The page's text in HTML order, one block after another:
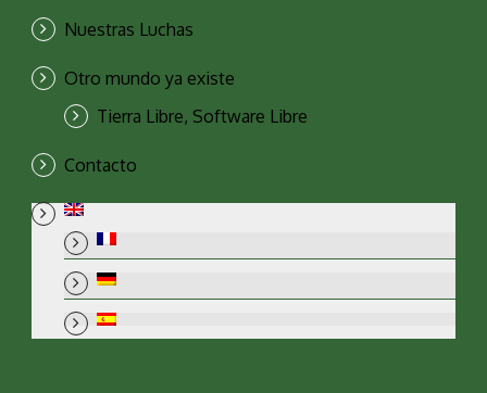
Nuestras Luchas
Otro mundo ya existe
Tierra Libre, Software Libre
Contacto